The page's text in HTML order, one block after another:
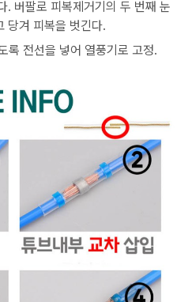
팔로 피복제거기의 두 번째 눈
당겨 피복을 벗긴다.
록 전선을 넣어 열풍기로 고정.